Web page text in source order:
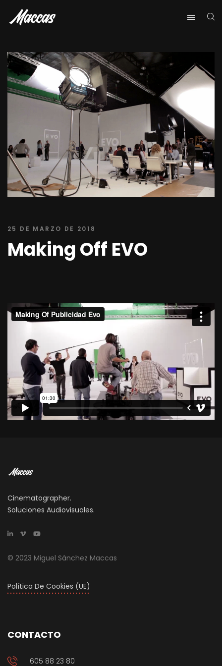
25 DE MARZO DE 2018
Making Off EVO
Cinematographer.
Soluciones Audiovisuales.
© 2023 Miguel Sánchez Maccas
Política De Cookies (UE)
CONTACTO
605 88 23 80